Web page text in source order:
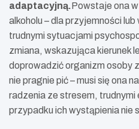
adaptacyjną. Powstaje ona
alkoholu – dla przyjemności
trudnymi sytuacjami
zmiana, wskazująca kierunek
doprowadzić organizm osoby
nie pragnie pić – musi się ona
radzenia ze stresem,
przypadku ich wystąpienia nie